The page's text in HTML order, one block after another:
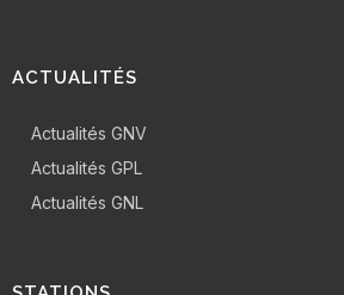
ACTUALITÉS
Actualités GNV
Actualités GPL
Actualités GNL